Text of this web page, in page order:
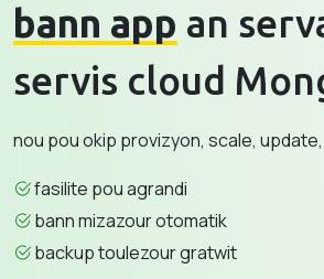
bann app an
servis cloud
nou pou okip provizyon, scale,
fasilite pou agrandi
bann mizazour otomatik
backup toulezour gratwit